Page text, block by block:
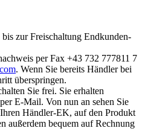
zur Freischaltung Endkunden-
per Fax +43 732 777811 7
. Wenn Sie bereits Händler bei
überspringen.
Sie frei. Sie erhalten
E-Mail. Von nun an sehen Sie
Händler-EK, auf den Produkt
außerdem bequem auf Rechnung